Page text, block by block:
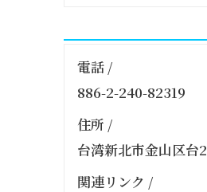
電話 /
886-2-240-82319
住所 /
台湾新北市金山区台
関連リンク /